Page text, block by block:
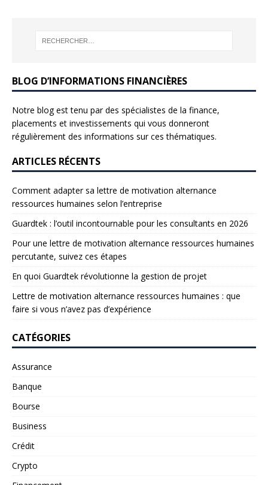
BLOG D’INFORMATIONS FINANCIÈRES
Notre blog est tenu par des spécialistes de la finance,
placements et investissements qui vous donneront
régulièrement des informations sur ces thématiques.
ARTICLES RÉCENTS
Comment adapter sa lettre de motivation alternance
ressources humaines selon l’entreprise
Guardtek : l’outil incontournable pour les consultants en 2026
Pour une lettre de motivation alternance ressources humaines
percutante, suivez ces étapes
En quoi Guardtek révolutionne la gestion de projet
Lettre de motivation alternance ressources humaines : que
faire si vous n’avez pas d’expérience
CATÉGORIES
Assurance
Banque
Bourse
Business
Crédit
Crypto